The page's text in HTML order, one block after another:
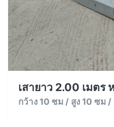
เสายาว 2.00 เมตร
กว้าง 10 ซม / สูง 10 ซม